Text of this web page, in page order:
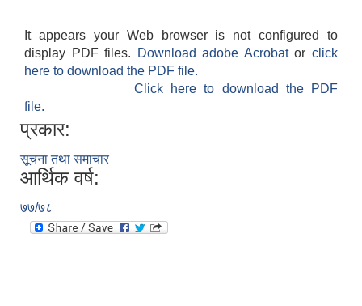
It appears your Web browser is not configured to
display PDF files.
Download adobe Acrobatorclick
here to download the PDF file.
Click here to download the PDF
file.
प्रकार:
सूचना तथा समाचार
आर्थिक वर्ष:
७७/७८